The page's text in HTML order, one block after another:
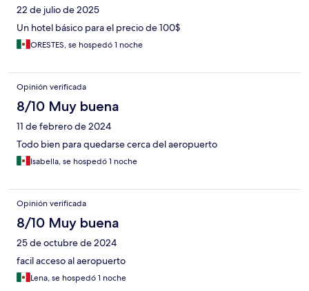
22 de julio de 2025
Un hotel básico para el precio de 100$
ORESTES, se hospedó 1 noche
Opinión verificada
8/10 Muy buena
11 de febrero de 2024
Todo bien para quedarse cerca del aeropuerto
Isabella, se hospedó 1 noche
Opinión verificada
8/10 Muy buena
25 de octubre de 2024
facil acceso al aeropuerto
Lena, se hospedó 1 noche